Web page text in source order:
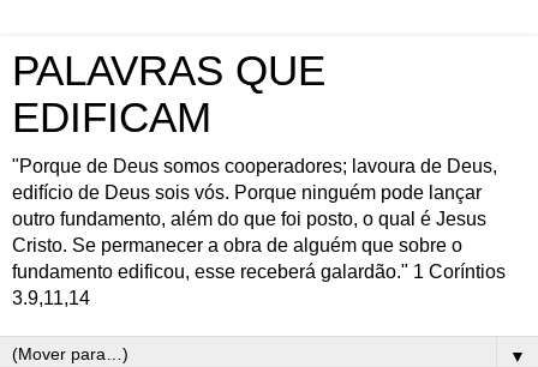
PALAVRAS QUE
EDIFICAM
"Porque de Deus somos cooperadores; lavoura de Deus,
edifício de Deus sois vós. Porque ninguém pode lançar
outro fundamento, além do que foi posto, o qual é Jesus
Cristo. Se permanecer a obra de alguém que sobre o
fundamento edificou, esse receberá galardão." 1 Coríntios
3.9,11,14
▼